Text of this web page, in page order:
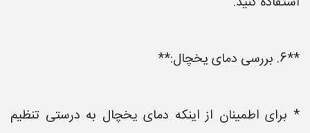
**6. بررسی دمای یخچال:**
* برای اطمینان از اینکه دمای یخچال به درستی تنظیم